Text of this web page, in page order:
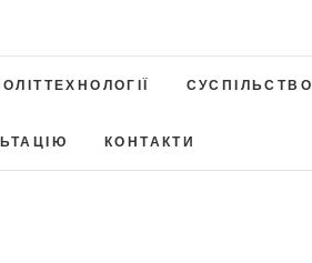
СУСПІЛЬСТВО
КОНТАКТИ